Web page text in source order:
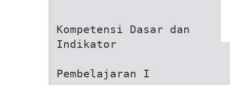
Kompetensi Dasar dan
Indikator
Pembelajaran I